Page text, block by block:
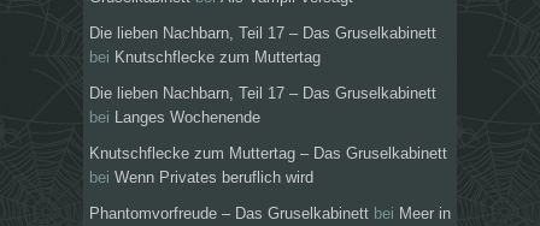
Die lieben Nachbarn, Teil 17 – Das Gruselkabinett
bei Knutschflecke zum Muttertag
Die lieben Nachbarn, Teil 17 – Das Gruselkabinett
bei
Langes Wochenende
Knutschflecke zum Muttertag – Das Gruselkabinett
bei Wenn Privates beruflich wird
Phantomvorfreude – Das Gruselkabinett bei Meer in